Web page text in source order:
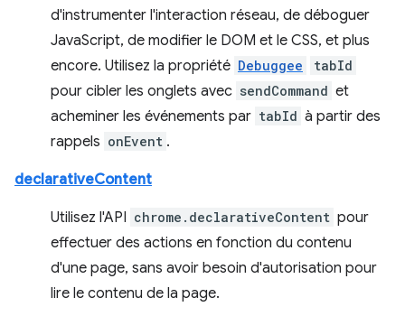
d'instrumenter l'interaction réseau, de déboguer
JavaScript, de modifier le DOM et le CSS, et plus
encore. Utilisez la propriété Debuggee tabId
pour cibler les onglets avec sendCommand et
acheminer les événements par tabId à partir des
rappels onEvent .
declarativeContent
Utilisez l'API chrome.declarativeContent pour
effectuer des actions en fonction du contenu
d'une page, sans avoir besoin d'autorisation pour
lire le contenu de la page.